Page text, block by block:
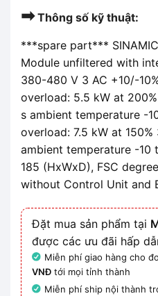
➡Thông số kỹ thuật:
***spare part***
Module unfiltered with
380-480 V 3 AC +10/-
overload: 5.5 kW at
s ambient temperature -
overload: 7.5 kW at 150%
ambient temperature -10
185 (HxWxD), FSC
without Control Unit and
Đặt mua sản phẩm tại
được các ưu đãi hấp
Miễn phí giao hàng cho
VNĐ tới mọi tỉnh thành
Miễn phí ship nội thành